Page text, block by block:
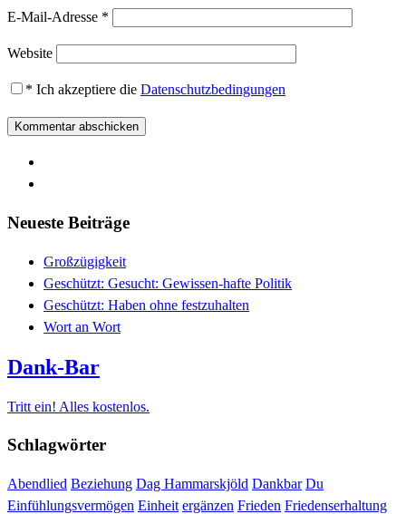
E-Mail-Adresse *
Website
* Ich akzeptiere die Datenschutzbedingungen
Neueste Beiträge
Großzügigkeit
Geschützt: Gesucht: Gewissen-hafte Politik
Geschützt: Haben ohne festzuhalten
Wort an Wort
Dank-Bar
Tritt ein! Alles kostenlos.
Schlagwörter
Abendlied Beziehung Dag Hammarskjöld Dankbar Du
Einfühlungsvermögen Einheit ergänzen Frieden Friedenserhaltung